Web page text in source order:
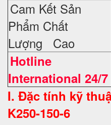
Cam Kết Sản
Phẩm Chất
Lượng Cao
Hotline
International 24/7
I. Đặc tính kỹ
K250-150-6